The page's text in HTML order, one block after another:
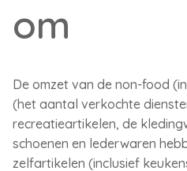
om
De omzet van de non-food
(het aantal verkochte
recreatieartikelen, de
schoenen en lederwaren
zelfartikelen (inclusief